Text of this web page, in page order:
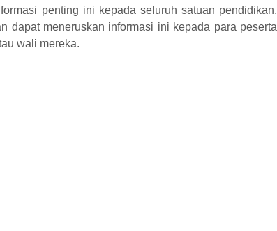
penting ini kepada seluruh satuan pendidikan.
dapat meneruskan informasi ini kepada para peserta
wali mereka.